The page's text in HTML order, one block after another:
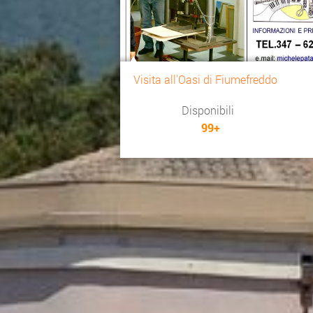
Visita all'Oasi di Fiumefreddo
Disponibili
99+